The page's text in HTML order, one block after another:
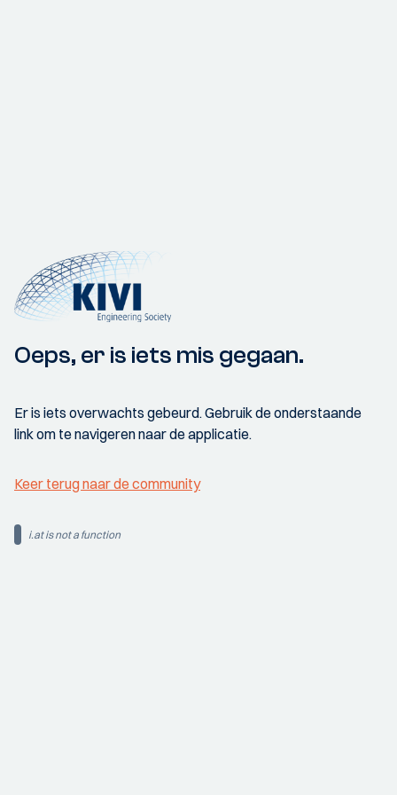
Oeps, er is iets mis gegaan.
Er is iets overwachts gebeurd. Gebruik de onderstaande
link om te navigeren naar de applicatie.
Keer terug naar de community
i.at is not a function